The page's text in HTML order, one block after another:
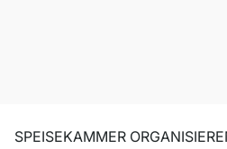
SPEISEKAMMER